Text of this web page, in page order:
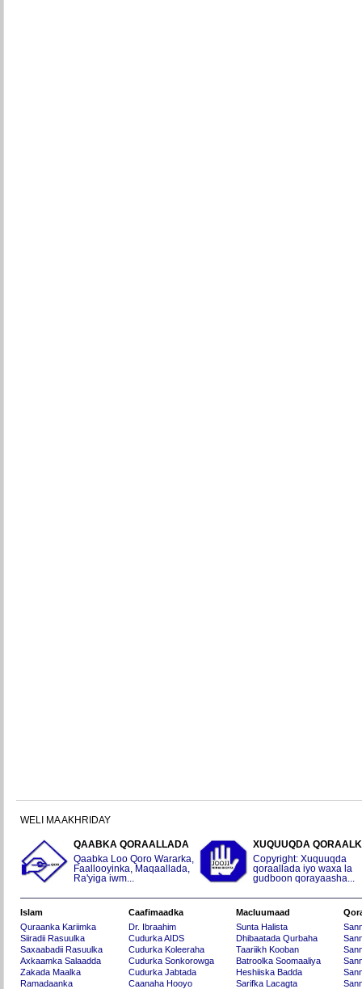
WELI MA AKHRIDAY
QAABKA QORAALLADA
Qaabka Loo Qoro Wararka,
Faallooyinka, Maqaallada,
Ra'yiga iwm...
XUQUUQDA
Copyright: Xuquuqda
qoraallada iyo waxa la
gudboon qorayaasha...
Islam
Quraanka Kariimka
Siiradii Rasuulka
Saxaabadii Rasuulka
Axkaamka Salaadda
Zakada Maalka
Ramadaanka
Caafimaadka
Dr. Ibraahim
Cudurka AIDS
Cudurka Koleeraha
Cudurka Sonkorowga
Cudurka Jabtada
Caanaha Hooyo
Macluumaad
Sunta Halista
Dhibaatada Qurbaha
Taariikh Kooban
Batroolka Soomaaliya
Heshiiska Badda
Sarifka Lacagta